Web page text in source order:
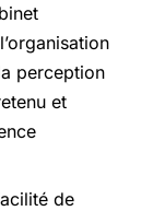
perception
et
de